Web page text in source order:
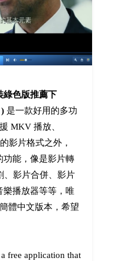
綠色版推薦下
是一款好用的多功
MKV 播放、
影片格式之外，
功能，像是影片轉
、影片合併、影片
樂播放器等等，唯
體中文版本，希望
free application that